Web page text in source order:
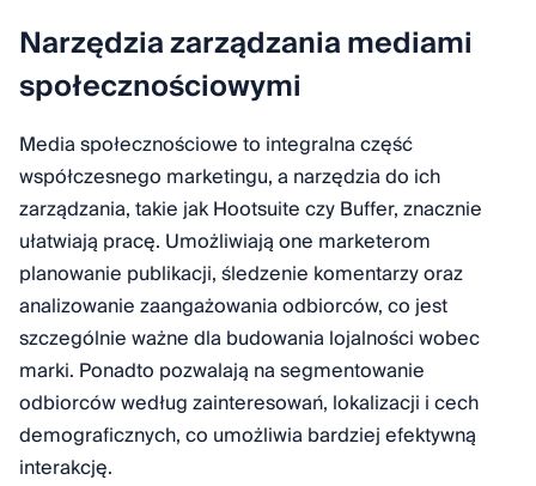
Narzędzia zarządzania mediami
społecznościowymi
Media społecznościowe to integralna część
współczesnego marketingu, a narzędzia do ich
zarządzania, takie jak Hootsuite czy Buffer, znacznie
ułatwiają pracę. Umożliwiają one marketerom
planowanie publikacji, śledzenie komentarzy oraz
analizowanie zaangażowania odbiorców, co jest
szczególnie ważne dla budowania lojalności wobec
marki. Ponadto pozwalają na segmentowanie
odbiorców według zainteresowań, lokalizacji i cech
demograficznych, co umożliwia bardziej efektywną
interakcję.